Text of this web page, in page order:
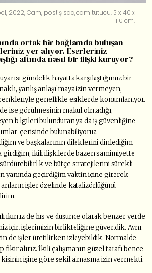
2022, Cam, postiş saç, cam tutucu, 5 x 40 x
110 cm.
ortak bir bağlamda buluşan
yer alıyor. Eserleriniz
altında nasıl bir ilişki kuruyor?
gündelik hayatta karşılaştığımız bir
yanlış anlaşılmaya izin vermeyen,
genellikle eşiklerde konumlanıyor.
ise görülmesinin makul olmadığı,
bilgileri bulunduran ya da iş güvenliğine
içerisinde bulunabiliyoruz.
ve başkalarının dileklerini dinlediğim,
girdiğim, ikili ilişkilerde bazen samimiyette
sürdürebilirlik ve bütçe stratejilerini sürekli
yanında geçirdiğim vaktin içine girerek
anların işler özelinde katalizörlüğünü
ikimiz de his ve düşünce olarak benzer yerde
için işlerimizin birlikteliğine güvendik. Aynı
için de işler üretilirken izleyebildik. Normalde
fikir alırız. İkili çalışmanın güzel tarafı bence
işine göre şekil almasına izin vermekti.